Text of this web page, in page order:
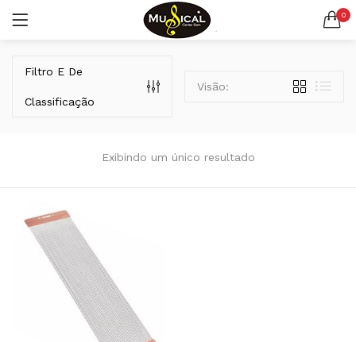
0
Exibindo um único resultado
Filtro E De
Classificação
Visão: